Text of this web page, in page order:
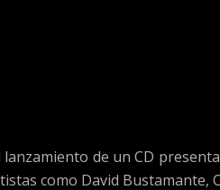
de un CD
como David Bustamante,